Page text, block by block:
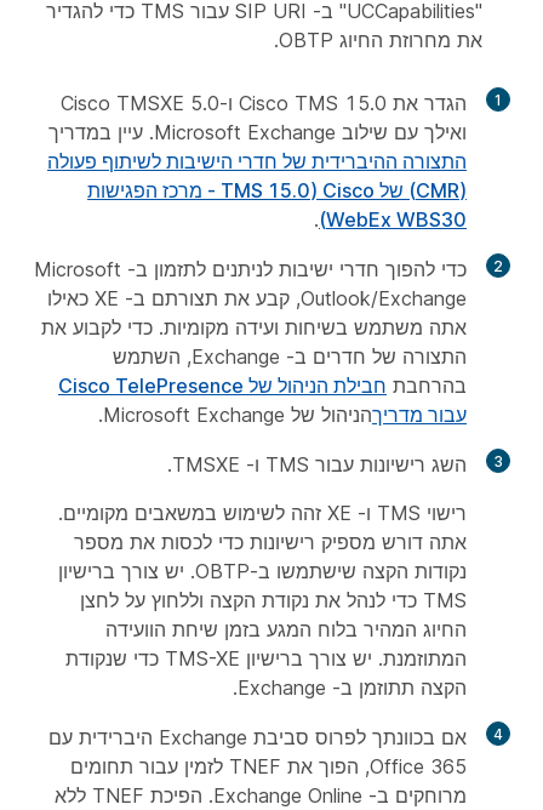
"UCCapabilities" ב- SIP URI עבור TMS כדי להגדיר
את מחרוזת החיוג OBTP.
1
הגדר את Cisco TMS 15.0 ו-Cisco TMSXE 5.0
ואילך עם שילוב Microsoft Exchange. עיין במדריך
התצורה ההיברידית של חדרי הישיבות לשיתוף פעולה
(CMR) של Cisco (TMS 15.0 - מרכז הפגישות
WebEx WBS30)
.
2
כדי להפוך חדרי ישיבות לניתנים לתזמון ב- Microsoft
Outlook/Exchange, קבע את תצורתם ב- XE כאילו
אתה משתמש בשיחות ועידה מקומיות. כדי לקבוע את
התצורה של חדרים ב- Exchange, השתמש
בהרחבת
חבילת הניהול של Cisco TelePresence
עבור מדריךהניהול של Microsoft Exchange.
3
השג רישיונות עבור TMS ו- TMSXE.
רישוי TMS ו- XE זהה לשימוש במשאבים מקומיים.
אתה דורש מספיק רישיונות כדי לכסות את מספר
נקודות הקצה שישתמשו ב-OBTP. יש צורך ברישיון
TMS כדי לנהל את נקודת הקצה וללחוץ על לחצן
החיוג המהיר בלוח המגע בזמן שיחת הוועידה
המתוזמנת. יש צורך ברישיון TMS-XE כדי שנקודת
הקצה תתוזמן ב- Exchange.
4
אם בכוונתך לפרוס סביבת Exchange היברידית עם
Office 365, הפוך את TNEF לזמין עבור תחומים
מרוחקים ב- Exchange Online. הפיכת TNEF ללא